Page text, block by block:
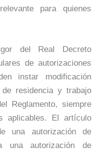
para quienes
del Real Decreto
de autorizaciones
instar modificación
residencia y trabajo
Reglamento, siempre
aplicables. El artículo
una autorización de
una autorización de